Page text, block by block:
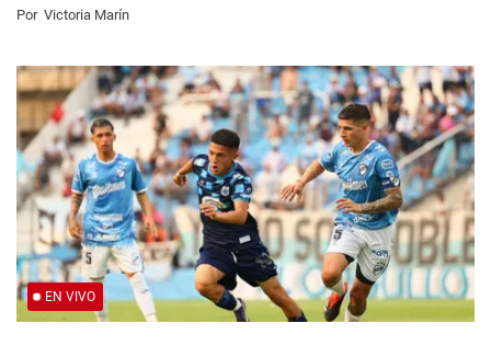
Por Victoria Marín
EN VIVO